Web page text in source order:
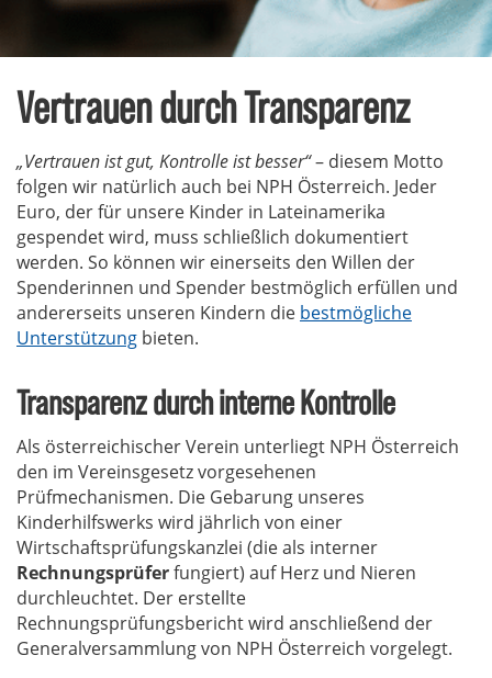
Vertrauen durch Transparenz
„Vertrauen ist gut, Kontrolle ist besser“– diesem Motto
folgen wir natürlich auch bei NPH Österreich. Jeder
Euro, der für unsere Kinder in Lateinamerika
gespendet wird, muss schließlich dokumentiert
werden. So können wir einerseits den Willen der
Spenderinnen und Spender bestmöglich erfüllen und
andererseits unseren Kindern die bestmögliche
Unterstützung bieten.
Transparenz durch interne Kontrolle
Als österreichischer Verein unterliegt NPH Österreich
den im Vereinsgesetz vorgesehenen
Prüfmechanismen. Die Gebarung unseres
Kinderhilfswerks wird jährlich von einer
Wirtschaftsprüfungskanzlei (die als interner
Rechnungsprüferfungiert) auf Herz und Nieren
durchleuchtet. Der erstellte
Rechnungsprüfungsbericht wird anschließend der
Generalversammlung von NPH Österreich vorgelegt.